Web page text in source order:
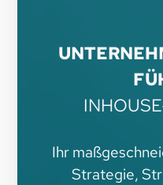
Ihr
Strategie,